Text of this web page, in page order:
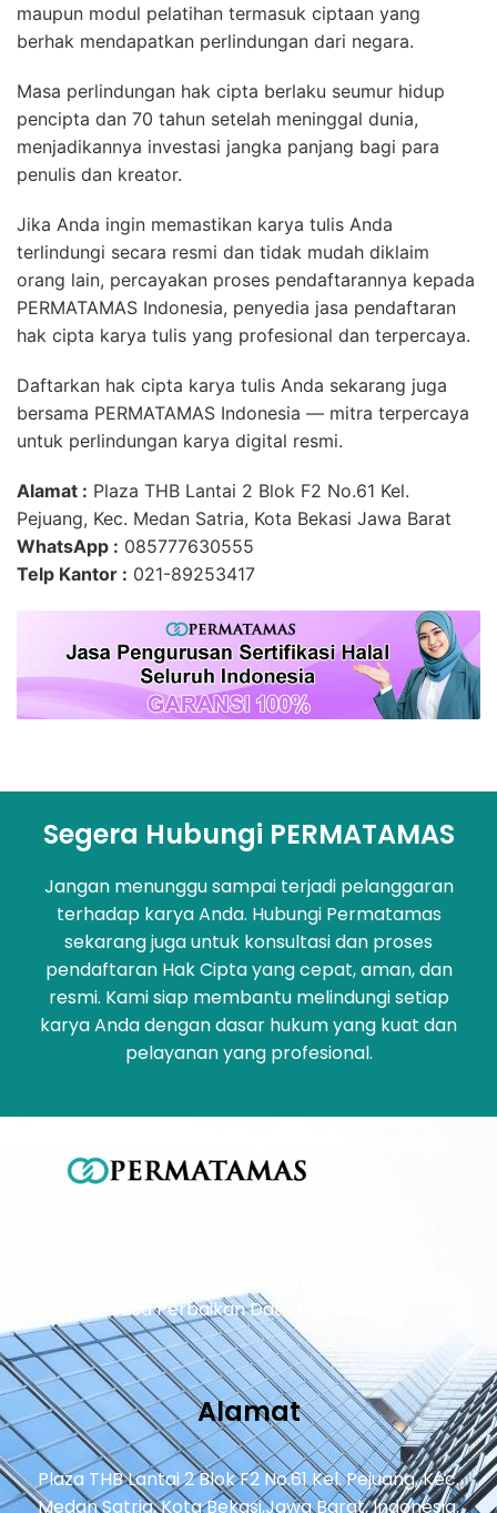
maupun modul pelatihan termasuk ciptaan yang
berhak mendapatkan perlindungan dari negara.
Masa perlindungan hak cipta berlaku seumur hidup
pencipta dan 70 tahun setelah meninggal dunia,
menjadikannya investasi jangka panjang bagi para
penulis dan kreator.
Jika Anda ingin memastikan karya tulis Anda
terlindungi secara resmi dan tidak mudah diklaim
orang lain, percayakan proses pendaftarannya kepada
PERMATAMAS Indonesia, penyedia jasa pendaftaran
hak cipta karya tulis yang profesional dan terpercaya.
Daftarkan hak cipta karya tulis Anda sekarang juga
bersama PERMATAMAS Indonesia — mitra terpercaya
untuk perlindungan karya digital resmi.
Alamat : Plaza THB Lantai 2 Blok F2 No.61 Kel.
Pejuang, Kec. Medan Satria, Kota Bekasi Jawa Barat
WhatsApp : 085777630555
Telp Kantor : 021-89253417
Segera Hubungi PERMATAMAS
Jangan menunggu sampai terjadi pelanggaran
terhadap karya Anda. Hubungi Permatamas
sekarang juga untuk konsultasi dan proses
pendaftaran Hak Cipta yang cepat, aman, dan
resmi. Kami siap membantu melindungi setiap
karya Anda dengan dasar hukum yang kuat dan
pelayanan yang profesional.
Jasa Perbaikan Data Hak Cipta.
Alamat
Plaza THB Lantai 2 Blok F2 No.61 Kel. Pejuang, Kec.
Medan Satria, Kota Bekasi,Jawa Barat, Indonesia.